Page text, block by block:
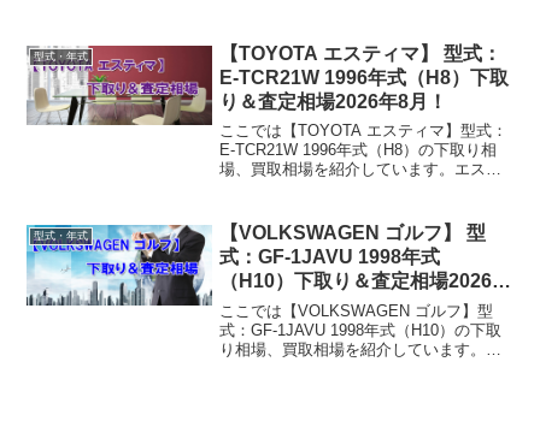
取り相場：マイナス1万円～3...
型式・年式
【TOYOTA エスティマ】 型式：
E-TCR21W 1996年式（H8）下取
り＆査定相場2026年8月！
ここでは【TOYOTA エスティマ】型式：
E-TCR21W 1996年式（H8）の下取り相
場、買取相場を紹介しています。エステ
円～5万円買取り相場：マイ...
型式・年式
【VOLKSWAGEN ゴルフ】 型
式：GF-1JAVU 1998年式
（H10）下取り＆査定相場2026年
8月！
ここでは【VOLKSWAGEN ゴルフ】型
式：GF-1JAVU 1998年式（H10）の下取
り相場、買取相場を紹介しています。ゴ